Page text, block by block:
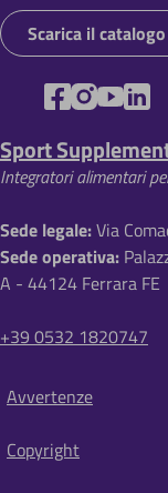
Scarica il catalogo
Sport
Integratori alimentari
Sede legale:Via
Sede operativa:
A - 44124 Ferrara FE
+39 0532 1820747
S
t
Avvertenze
Copyright